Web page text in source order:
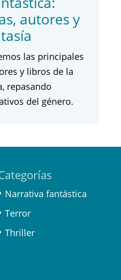
autores y
las principales
y libros de la
repasando
del género.
Narrativa fantástica
Terror
Thriller